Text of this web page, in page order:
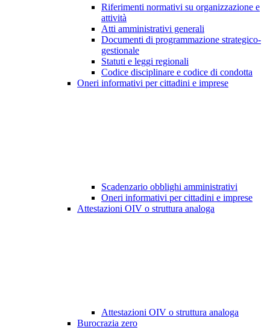
Riferimenti normativi su organizzazione e
attività
Atti amministrativi generali
Documenti di programmazione strategico-
gestionale
Statuti e leggi regionali
Codice disciplinare e codice di condotta
Oneri informativi per cittadini e imprese
Scadenzario obblighi amministrativi
Oneri informativi per cittadini e imprese
Attestazioni OIV o struttura analoga
Attestazioni OIV o struttura analoga
Burocrazia zero